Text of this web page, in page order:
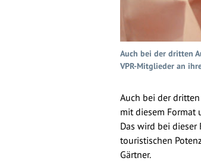
Auch bei der dritten
VPR-Mitglieder an
Auch bei der
mit diesem Format
Das wird bei
touristischen
Gärtner.